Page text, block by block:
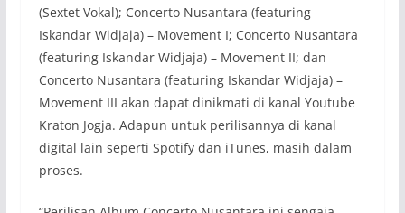
(Sextet Vokal); Concerto Nusantara (featuring
Iskandar Widjaja) – Movement I; Concerto Nusantara
(featuring Iskandar Widjaja) – Movement II; dan
Concerto Nusantara (featuring Iskandar Widjaja) –
Movement III akan dapat dinikmati di kanal Youtube
Kraton Jogja. Adapun untuk perilisannya di kanal
digital lain seperti Spotify dan iTunes, masih dalam
proses.